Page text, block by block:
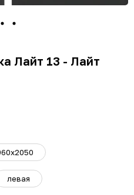
Лайт 13 - Лайт
левая